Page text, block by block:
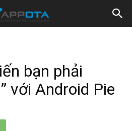
bạn phải
với Android Pie